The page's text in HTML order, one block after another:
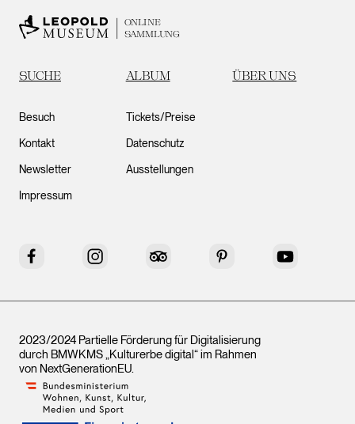
ONLINE
SAMMLUNG
SUCHE ALBUM ÜBER UNS
Besuch
Kontakt
Newsletter
Impressum
Tickets/Preise
Datenschutz
Ausstellungen
Facebook Instagram Tripadvisor Pinterest YouTube
2023/2024 Partielle Förderung für Digitalisierung
durch BMWKMS „Kulturerbe digital“ im Rahmen
von NextGenerationEU.